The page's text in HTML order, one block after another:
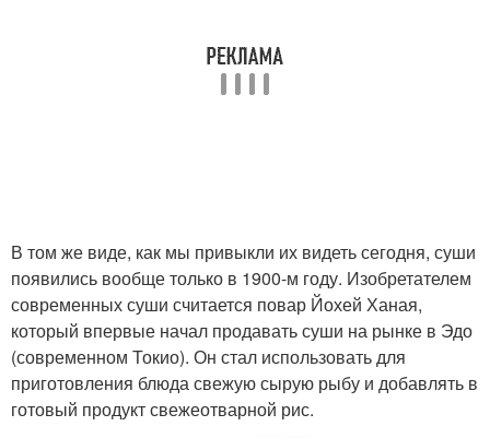
В том же виде, как мы привыкли их видеть сегодня, суши
появились вообще только в 1900-м году. Изобретателем
современных суши считается повар Йохей Ханая,
который впервые начал продавать суши на рынке в Эдо
(современном Токио). Он стал использовать для
приготовления блюда свежую сырую рыбу и добавлять в
готовый продукт свежеотварной рис.